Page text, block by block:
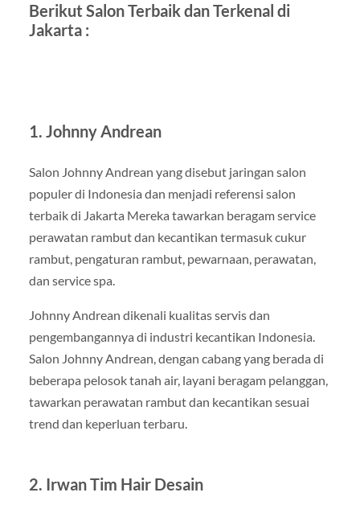
Berikut Salon Terbaik dan Terkenal di
Jakarta :
1. Johnny Andrean
Salon Johnny Andrean yang disebut jaringan salon
populer di Indonesia dan menjadi referensi salon
terbaik di Jakarta Mereka tawarkan beragam service
perawatan rambut dan kecantikan termasuk cukur
rambut, pengaturan rambut, pewarnaan, perawatan,
dan service spa.
Johnny Andrean dikenali kualitas servis dan
pengembangannya di industri kecantikan Indonesia.
Salon Johnny Andrean, dengan cabang yang berada di
beberapa pelosok tanah air, layani beragam pelanggan,
tawarkan perawatan rambut dan kecantikan sesuai
trend dan keperluan terbaru.
2. Irwan Tim Hair Desain